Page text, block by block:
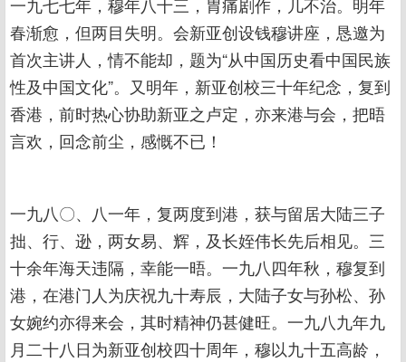
一九七七年，穆年八十三，胃痛剧作，几不治。明年
春渐愈，但两目失明。会新亚创设钱穆讲座，恳邀为
首次主讲人，情不能却，题为“从中国历史看中国民族
性及中国文化”。又明年，新亚创校三十年纪念，复到
香港，前时热心协助新亚之卢定，亦来港与会，把晤
言欢，回念前尘，感慨不已！
一九八〇、八一年，复两度到港，获与留居大陆三子
拙、行、逊，两女易、辉，及长姪伟长先后相见。三
十余年海天违隔，幸能一晤。一九八四年秋，穆复到
港，在港门人为庆祝九十寿辰，大陆子女与孙松、孙
女婉约亦得来会，其时精神仍甚健旺。一九八九年九
月二十八日为新亚创校四十周年，穆以九十五高龄，